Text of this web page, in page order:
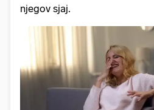
njegov sjaj.